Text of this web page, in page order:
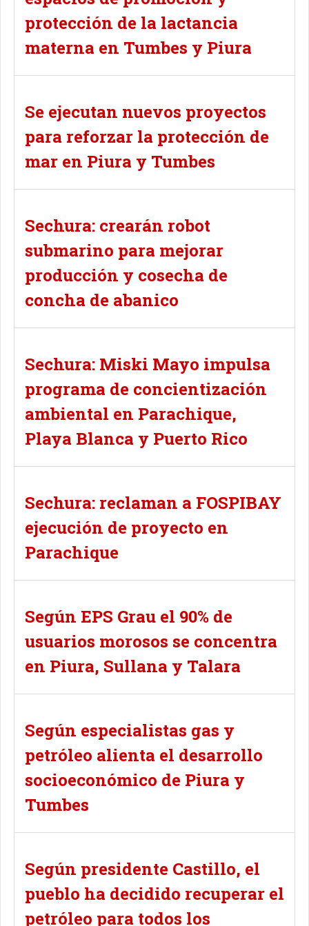
protección de la lactancia
materna en Tumbes y Piura
Se ejecutan nuevos proyectos
para reforzar la protección de
mar en Piura y Tumbes
Sechura: crearán robot
submarino para mejorar
producción y cosecha de
concha de abanico
Sechura: Miski Mayo impulsa
programa de concientización
ambiental en Parachique,
Playa Blanca y Puerto Rico
Sechura: reclaman a FOSPIBAY
ejecución de proyecto en
Parachique
Según EPS Grau el 90% de
usuarios morosos se concentra
en Piura, Sullana y Talara
Según especialistas gas y
petróleo alienta el desarrollo
socioeconómico de Piura y
Tumbes
Según presidente Castillo, el
pueblo ha decidido recuperar el
petróleo para todos los